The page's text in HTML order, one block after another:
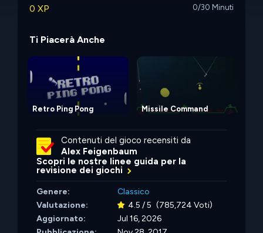
0 XP 0/30 Minuti
Ti Piacerà Anche
Retro Ping Pong Missile Command
Contenuti del gioco recensiti da
Alex Feigenbaum
Scopri le nostre linee guida per la
revisione dei giochi
Genere:
Classico
Valutazione:
4.5 / 5 (785,724 Voti)
Aggiornato:
Jul 16, 2026